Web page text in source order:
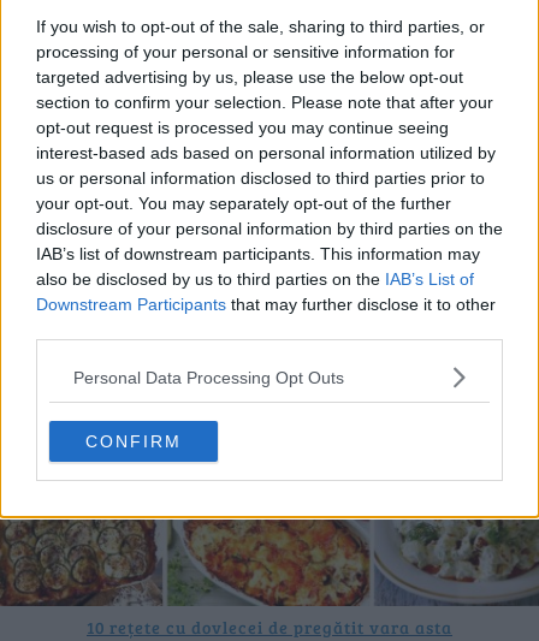
If you wish to opt-out of the sale, sharing to third parties, or
processing of your personal or sensitive information for
targeted advertising by us, please use the below opt-out
section to confirm your selection. Please note that after your
opt-out request is processed you may continue seeing
interest-based ads based on personal information utilized by
us or personal information disclosed to third parties prior to
your opt-out. You may separately opt-out of the further
disclosure of your personal information by third parties on the
IAB’s list of downstream participants. This information may
also be disclosed by us to third parties on the IAB’s List of
Downstream Participants that may further disclose it to other
Personal Data Processing Opt Outs
CONFIRM
20 de rețete de salate de vară fără prelucrare termică
06.08.2026
10 rețete cu dovlecei de pregătit vara asta